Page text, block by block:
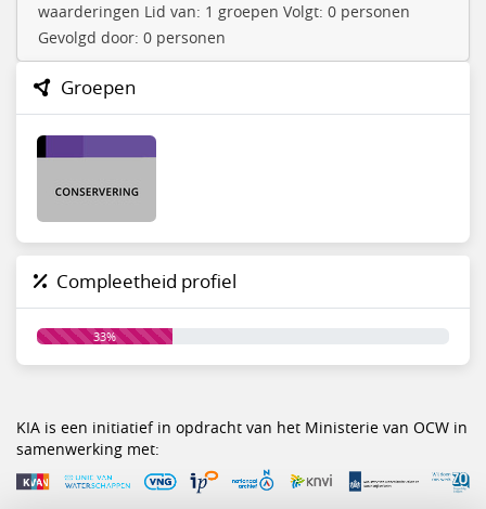
waarderingen Lid van: 1 groepen Volgt: 0 personen
Gevolgd door: 0 personen
Groepen
Compleetheid profiel
33%
KIA is een initiatief in opdracht van het Ministerie van OCW in
samenwerking met: